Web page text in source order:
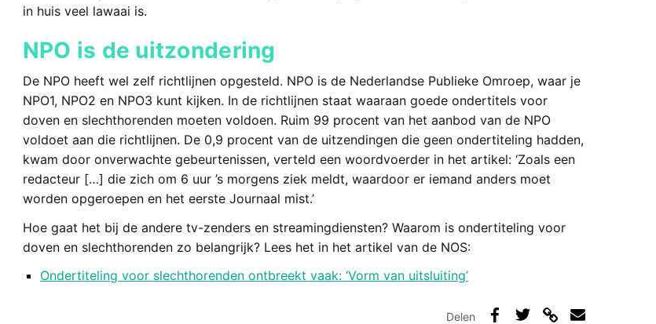
in huis veel lawaai is.
NPO is de uitzondering
De NPO heeft wel zelf richtlijnen opgesteld. NPO is de Nederlandse Publieke Omroep, waar je
NPO1, NPO2 en NPO3 kunt kijken. In de richtlijnen staat waaraan goede ondertitels voor
doven en slechthorenden moeten voldoen. Ruim 99 procent van het aanbod van de NPO
voldoet aan die richtlijnen. De 0,9 procent van de uitzendingen die geen ondertiteling hadden,
kwam door onverwachte gebeurtenissen, verteld een woordvoerder in het artikel: ‘Zoals een
redacteur […] die zich om 6 uur ’s morgens ziek meldt, waardoor er iemand anders moet
worden opgeroepen en het eerste Journaal mist.’
Hoe gaat het bij de andere tv-zenders en streamingdiensten? Waarom is ondertiteling voor
doven en slechthorenden zo belangrijk? Lees het in het artikel van de NOS:
Ondertiteling voor slechthorenden ontbreekt vaak: ‘Vorm van uitsluiting’
Delen